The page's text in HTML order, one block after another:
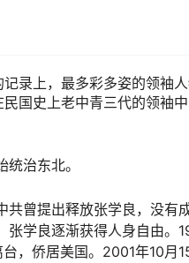
录上，最多彩多姿的领袖
国史上老中青三代的领袖
治东北。
曾提出释放张学良，没有
学良逐渐获得人身自由。
，侨居美国。2001年10月